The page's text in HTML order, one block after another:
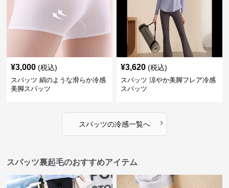
¥3,000 (税込)
スパッツ 絹のような滑らか冷感
美脚スパッツ
¥3,620 (税込)
スパッツ 涼やか美脚フレア冷感
スパッツ
スパッツの冷感一覧へ ›
スパッツ裏起毛のおすすめアイテム